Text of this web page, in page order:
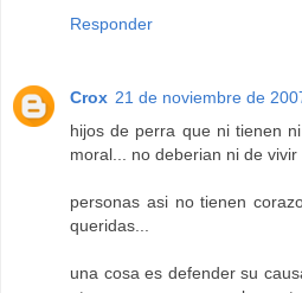
Responder
Crox 21 de noviembre de
hijos de perra que ni tienen
moral... no deberian ni de vivir
personas asi no tienen
queridas...
una cosa es defender su